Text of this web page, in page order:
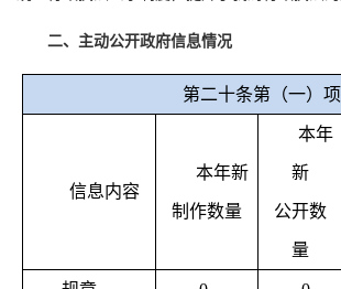
二、主动公开政府信息情况
第二十条第（一）项
信息内容
本年新
制作数量
本年
新
公开数
量